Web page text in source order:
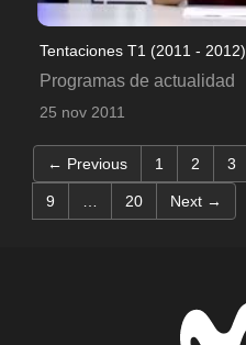
Tentaciones T1 (2011 - 2012)
Programas de actualidad
25 nov 2011
← Previous 1 2 3
9 20 Next →